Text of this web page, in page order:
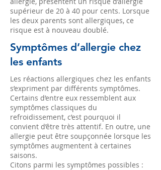
supérieur de 20 à 40 pour cents. Lorsque
les deux parents sont allergiques, ce
risque est à nouveau doublé.
Symptômes d’allergie chez
les enfants
Les réactions allergiques chez les enfants
s’expriment par différents symptômes.
Certains d’entre eux ressemblent aux
symptômes classiques du
refroidissement, c’est pourquoi il
convient d’être très attentif. En outre, une
allergie peut être soupçonnée lorsque les
symptômes augmentent à certaines
saisons.
Citons parmi les symptômes possibles :